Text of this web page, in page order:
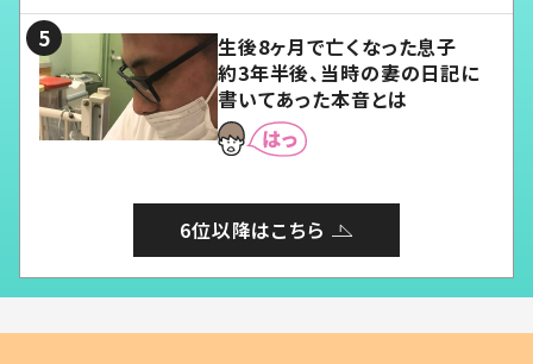
生後8ヶ月で亡くなった息子
約3年半後、当時の妻の日記に
書いてあった本音とは
6位以降はこちら